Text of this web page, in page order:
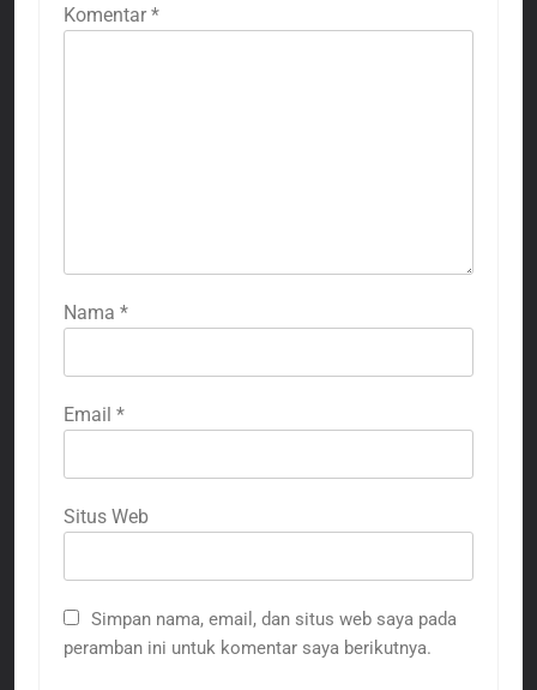
Komentar *
Nama *
Email *
Situs Web
Simpan nama, email, dan situs web saya pada
peramban ini untuk komentar saya berikutnya.